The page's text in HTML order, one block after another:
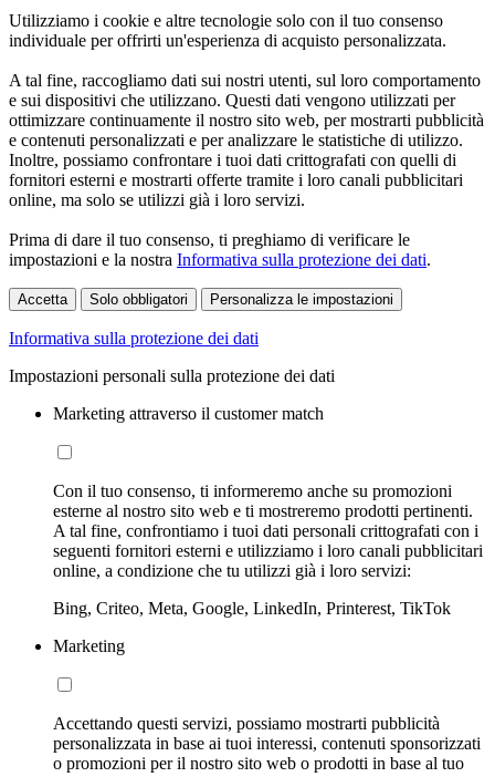
Utilizziamo i cookie e altre tecnologie solo con il tuo consenso
individuale per offrirti un'esperienza di acquisto personalizzata.
A tal fine, raccogliamo dati sui nostri utenti, sul loro comportamento
e sui dispositivi che utilizzano. Questi dati vengono utilizzati per
ottimizzare continuamente il nostro sito web, per mostrarti pubblicità
e contenuti personalizzati e per analizzare le statistiche di utilizzo.
Inoltre, possiamo confrontare i tuoi dati crittografati con quelli di
fornitori esterni e mostrarti offerte tramite i loro canali pubblicitari
online, ma solo se utilizzi già i loro servizi.
Prima di dare il tuo consenso, ti preghiamo di verificare le
impostazioni e la nostra Informativa sulla protezione dei dati.
Accetta Solo obbligatori Personalizza le impostazioni
Informativa sulla protezione dei dati
Impostazioni personali sulla protezione dei dati
Marketing attraverso il customer match
Con il tuo consenso, ti informeremo anche su promozioni
esterne al nostro sito web e ti mostreremo prodotti pertinenti.
A tal fine, confrontiamo i tuoi dati personali crittografati con i
seguenti fornitori esterni e utilizziamo i loro canali pubblicitari
online, a condizione che tu utilizzi già i loro servizi:
Bing, Criteo, Meta, Google, LinkedIn, Printerest, TikTok
Marketing
Accettando questi servizi, possiamo mostrarti pubblicità
personalizzata in base ai tuoi interessi, contenuti sponsorizzati
o promozioni per il nostro sito web o prodotti in base al tuo